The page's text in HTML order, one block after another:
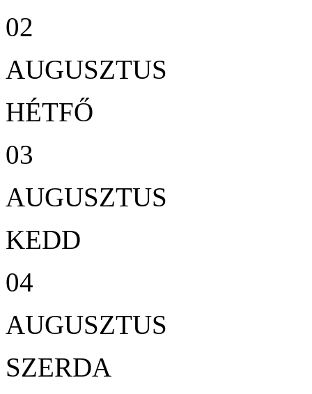
02
AUGUSZTUS
HÉTFŐ
03
AUGUSZTUS
KEDD
04
AUGUSZTUS
SZERDA